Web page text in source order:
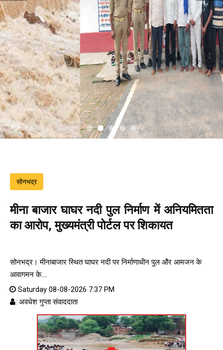
सोनभद्र
मीना बाजार घाघर नदी पुल निर्माण में अनियमितता
का आरोप, मुख्यमंत्री पोर्टल पर शिकायत
सोनभद्र। मीनाबाजार स्थित घाघर नदी पर निर्माणाधीन पुल और आमजन के
आवागमन के....
Saturday 08-08-2026 7:37 PM
: अवधेश गुप्ता संवाददाता